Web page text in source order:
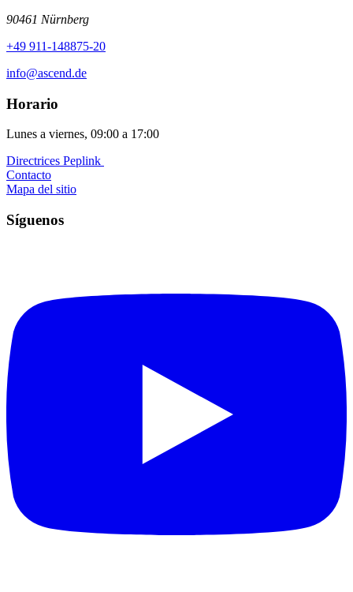
90461 Nürnberg
+49 911-148875-20
info@ascend.de
Horario
Lunes a viernes, 09:00 a 17:00
Directrices Peplink ️
Contacto
Mapa del sitio
Síguenos